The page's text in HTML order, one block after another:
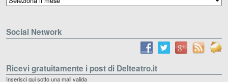
Social Network
Ricevi gratuitamente i post di Delteatro.it
Inserisci qui sotto una mail valida